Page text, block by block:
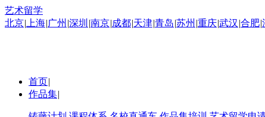
艺术留学
北京| 上海|广州 |深圳 |南京|成都|天津|青岛|苏州 |重庆|武汉 |合肥|
首页|
作品集|